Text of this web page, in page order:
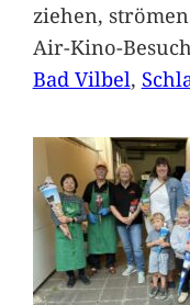
ziehen,
Air-Kino-
Bad Vilbel,